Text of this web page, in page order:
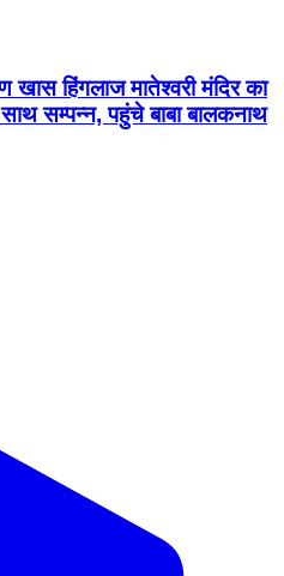
हिंगलाज मातेश्वरी मंदिर का
सम्पन्न, पहुंचे बाबा बालकनाथ